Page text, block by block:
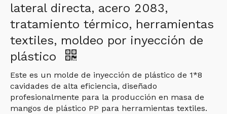
lateral directa, acero 2083,
tratamiento térmico, herramientas
textiles, moldeo por inyección de
plástico
Este es un molde de inyección de plástico de 1*8
cavidades de alta eficiencia, diseñado
profesionalmente para la producción en masa de
mangos de plástico PP para herramientas textiles.